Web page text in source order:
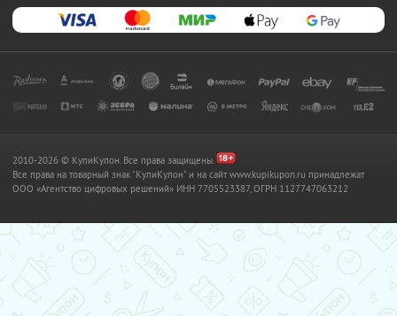
2010-2026 © КупиКупон. Все права защищены.
Все права на товарный знак "КупиКупон" и на сайт www.kupikupon.ru принадлежат
OOO «Агентство цифровых решений» ИНН 7705523387, ОГРН 1127747063212